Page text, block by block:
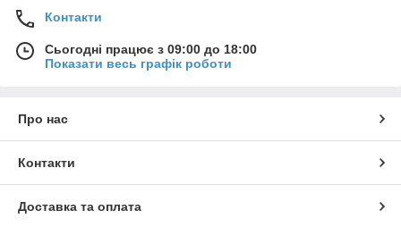
Контакти
Сьогодні працює з 09:00 до 18:00
Показати весь графік роботи
Про нас
Контакти
Доставка та оплата